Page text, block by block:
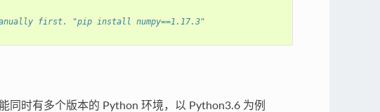
first. "pip install numpy==1.17.3"
同时有多个版本的 Python 环境，以 Python3.6 为例